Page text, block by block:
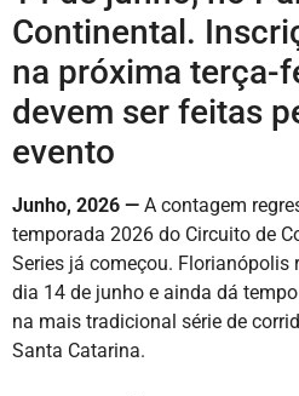
Continental.
na próxima terça-
devem ser feitas
evento
Junho, 2026 — A contagem
temporada 2026 do Circuito de
Series já começou. Florianópolis
dia 14 de junho e ainda dá
na mais tradicional série de
Santa Catarina.